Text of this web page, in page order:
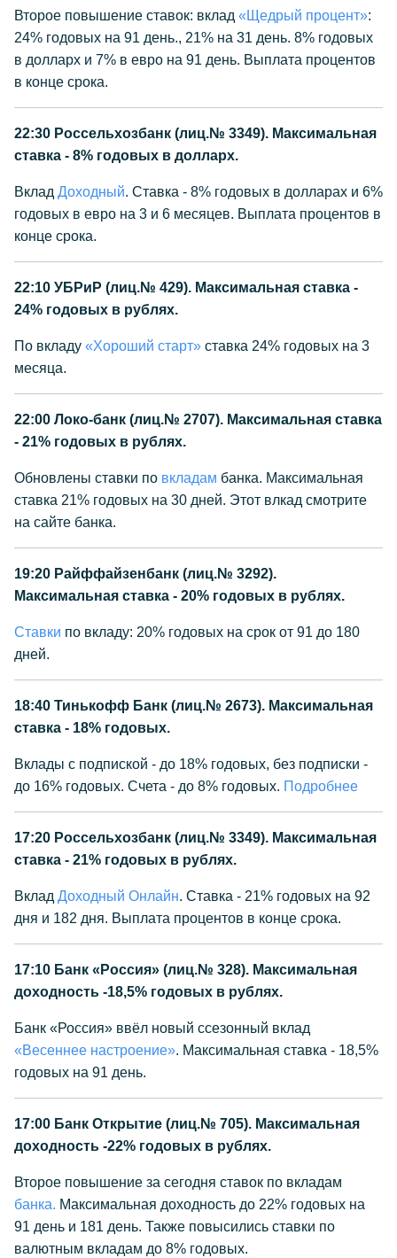
Второе повышение ставок: вклад «Щедрый процент»:
24% годовых на 91 день., 21% на 31 день. 8% годовых
в долларх и 7% в евро на 91 день. Выплата процентов
в конце срока.
22:30 Россельхозбанк (лиц.№ 3349). Максимальная
ставка - 8% годовых в долларх.
Вклад Доходный. Ставка - 8% годовых в долларах и 6%
годовых в евро на 3 и 6 месяцев. Выплата процентов в
конце срока.
22:10 УБРиР (лиц.№ 429). Максимальная ставка -
24% годовых в рублях.
По вкладу «Хороший старт» ставка 24% годовых на 3
месяца.
22:00 Локо-банк (лиц.№ 2707). Максимальная ставка
- 21% годовых в рублях.
Обновлены ставки по вкладам банка. Максимальная
ставка 21% годовых на 30 дней. Этот влкад смотрите
на сайте банка.
19:20 Райффайзенбанк (лиц.№ 3292).
Максимальная ставка - 20% годовых в рублях.
Ставки по вкладу: 20% годовых на срок от 91 до 180
дней.
18:40 Тинькофф Банк (лиц.№ 2673). Максимальная
ставка - 18% годовых.
Вклады с подпиской - до 18% годовых, без подписки -
до 16% годовых. Счета - до 8% годовых. Подробнее
17:20 Россельхозбанк (лиц.№ 3349). Максимальная
ставка - 21% годовых в рублях.
Вклад Доходный Онлайн. Ставка - 21% годовых на 92
дня и 182 дня. Выплата процентов в конце срока.
17:10 Банк «Россия» (лиц.№ 328). Максимальная
доходность -18,5% годовых в рублях.
Банк «Россия» ввёл новый ссезонный вклад
«Весеннее настроение». Максимальная ставка - 18,5%
годовых на 91 день.
17:00 Банк Открытие (лиц.№ 705). Максимальная
доходность -22% годовых в рублях.
Второе повышение за сегодня ставок по вкладам
банка. Максимальная доходность до 22% годовых на
91 день и 181 день. Также повысились ставки по
валютным вкладам до 8% годовых.